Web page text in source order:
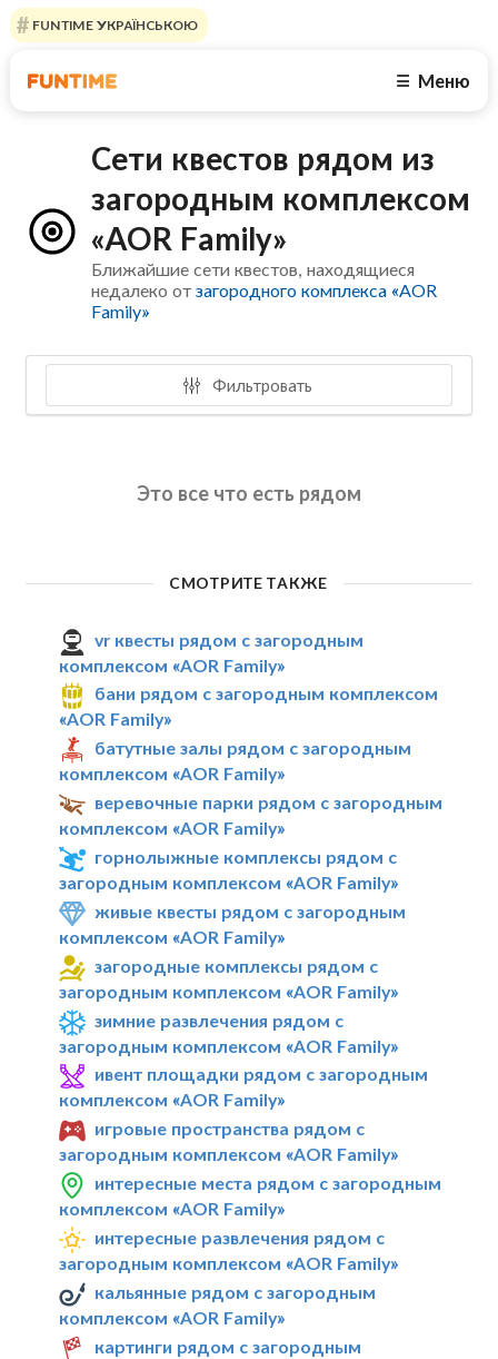
FUNTIME УКРАЇНСЬКОЮ
☰ Меню
Сети квестов рядом из
загородным комплексом
«AOR Family»
Ближайшие сети квестов, находящиеся
недалеко отзагородного комплекса «AOR
Family»
Фильтровать
Это все что есть рядом
СМОТРИТЕ ТАКЖЕ
vr квесты рядом с загородным
комплексом «AOR Family»
бани рядом с загородным комплексом
«AOR Family»
батутные залы рядом с загородным
комплексом «AOR Family»
веревочные парки рядом с загородным
комплексом «AOR Family»
горнолыжные комплексы рядом с
загородным комплексом «AOR Family»
живые квесты рядом с загородным
комплексом «AOR Family»
загородные комплексы рядом с
загородным комплексом «AOR Family»
зимние развлечения рядом с
загородным комплексом «AOR Family»
ивент площадки рядом с загородным
комплексом «AOR Family»
игровые пространства рядом с
загородным комплексом «AOR Family»
интересные места рядом с загородным
комплексом «AOR Family»
интересные развлечения рядом с
загородным комплексом «AOR Family»
кальянные рядом с загородным
комплексом «AOR Family»
картинги рядом с загородным